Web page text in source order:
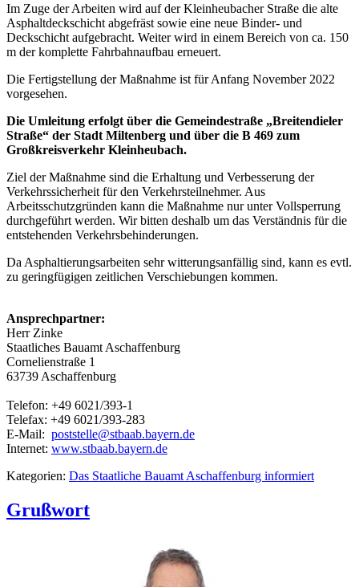
Im Zuge der Arbeiten wird auf der Kleinheubacher Straße die alte
Asphaltdeckschicht abgefräst sowie eine neue Binder- und
Deckschicht aufgebracht. Weiter wird in einem Bereich von ca. 150
m der komplette Fahrbahnaufbau erneuert.
Die Fertigstellung der Maßnahme ist für Anfang November 2022
vorgesehen.
Die Umleitung erfolgt über die Gemeindestraße „Breitendieler
Straße“ der Stadt Miltenberg und über die B 469 zum
Großkreisverkehr Kleinheubach.
Ziel der Maßnahme sind die Erhaltung und Verbesserung der
Verkehrssicherheit für den Verkehrsteilnehmer. Aus
Arbeitsschutzgründen kann die Maßnahme nur unter Vollsperrung
durchgeführt werden. Wir bitten deshalb um das Verständnis für die
entstehenden Verkehrsbehinderungen.
Da Asphaltierungsarbeiten sehr witterungsanfällig sind, kann es evtl.
zu geringfügigen zeitlichen Verschiebungen kommen.
Ansprechpartner:
Herr Zinke
Staatliches Bauamt Aschaffenburg
Cornelienstraße 1
63739 Aschaffenburg
Telefon: +49 6021/393-1
Telefax: +49 6021/393-283
E-Mail: poststelle@stbaab.bayern.de
Internet: www.stbaab.bayern.de
Kategorien: Das Staatliche Bauamt Aschaffenburg informiert
Grußwort